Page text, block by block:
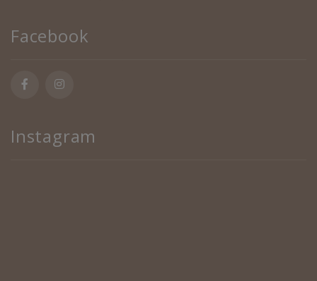
Facebook
Instagram